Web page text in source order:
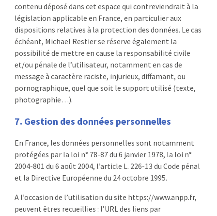
contenu déposé dans cet espace qui contreviendrait à la
législation applicable en France, en particulier aux
dispositions relatives à la protection des données. Le cas
échéant, Michael Restier se réserve également la
possibilité de mettre en cause la responsabilité civile
et/ou pénale de l’utilisateur, notamment en cas de
message à caractère raciste, injurieux, diffamant, ou
pornographique, quel que soit le support utilisé (texte,
photographie…).
7. Gestion des données personnelles
En France, les données personnelles sont notamment
protégées par la loi n° 78-87 du 6 janvier 1978, la loi n°
2004-801 du 6 août 2004, l’article L. 226-13 du Code pénal
et la Directive Européenne du 24 octobre 1995.
A l’occasion de l’utilisation du site https://www.anpp.fr,
peuvent êtres recueillies : l’URL des liens par